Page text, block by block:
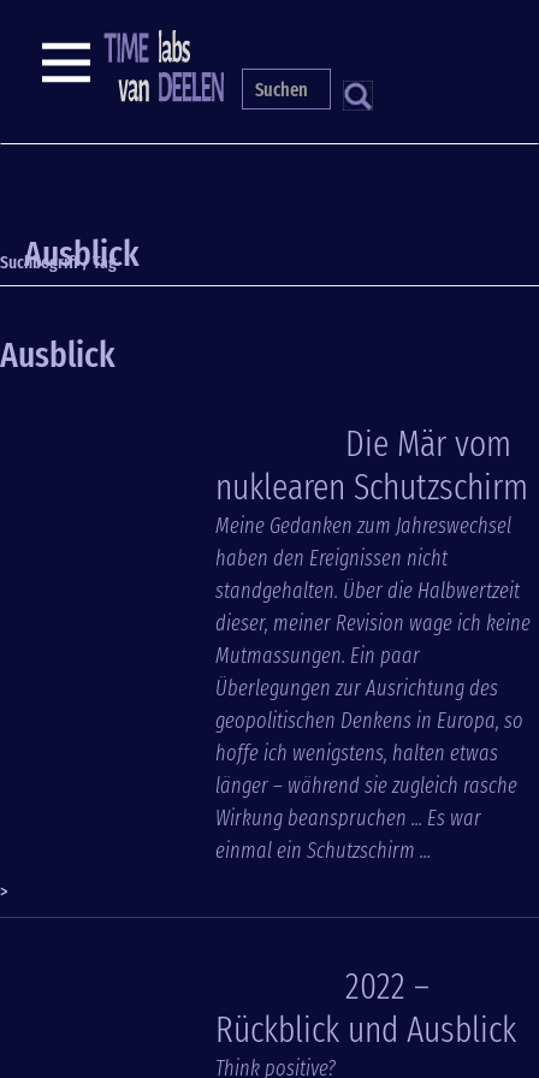
S
NAVIGATION
Ausblick
Suchbegriff / Tag
Ausblick
Die Mär vom
nuklearen Schutzschirm
Meine Gedanken zum Jahreswechsel
haben den Ereignissen nicht
standgehalten. Über die Halbwertzeit
dieser, meiner Revision wage ich keine
Mutmassungen. Ein paar
Überlegungen zur Ausrichtung des
geopolitischen Denkens in Europa, so
hoffe ich wenigstens, halten etwas
länger – während sie zugleich rasche
Wirkung beanspruchen ... Es war
einmal ein Schutzschirm ...
>
2022 –
Rückblick und Ausblick
Think positive?